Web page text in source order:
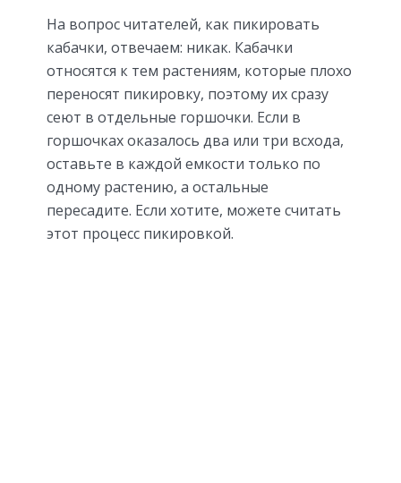
На вопрос читателей, как пикировать
кабачки, отвечаем: никак. Кабачки
относятся к тем растениям, которые плохо
переносят пикировку, поэтому их сразу
сеют в отдельные горшочки. Если в
горшочках оказалось два или три всхода,
оставьте в каждой емкости только по
одному растению, а остальные
пересадите. Если хотите, можете считать
этот процесс пикировкой.